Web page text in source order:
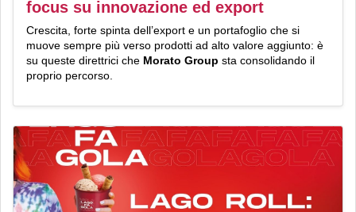
focus su innovazione ed export
Crescita, forte spinta dell’export e un portafoglio che si
muove sempre più verso prodotti ad alto valore aggiunto: è
su queste direttrici che Morato Group sta consolidando il
proprio percorso.